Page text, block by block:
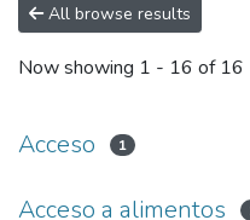
All browse results
Now showing 1 - 16 of 16
Acceso 1
Acceso a alimentos